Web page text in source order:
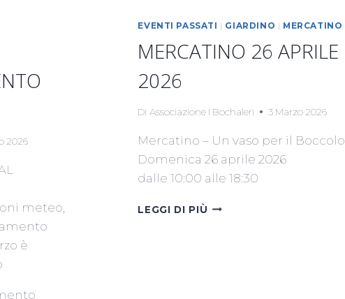
2026
meteo,
è
EVENTI PASSATI | GIARDINO | MERCATINO
MERCATINO 26 APRILE
2026
Di Associazione I Bochaleri 3 Marzo 2026
Mercatino – Un vaso per il Boccolo
Domenica 26 aprile 2026
dalle 10:00 alle 18:30
LEGGI DI PIÙ MERCATINO